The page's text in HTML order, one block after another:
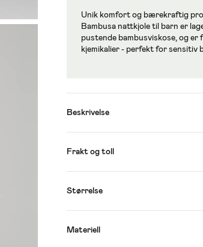
Unik komfort og bærekraftig
Bambusa nattkjole til barn er
pustende bambusviskose, og er
kjemikalier - perfekt for sensitiv
Beskrivelse
Frakt og toll
Størrelse
Materiell